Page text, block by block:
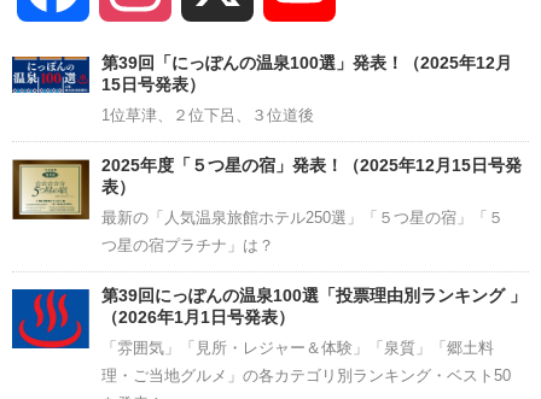
Channel
第39回「にっぽんの温泉100選」発表！（2025年12月
15日号発表）
1位草津、２位下呂、３位道後
2025年度「５つ星の宿」発表！（2025年12月15日号発
表）
最新の「人気温泉旅館ホテル250選」「５つ星の宿」「５
つ星の宿プラチナ」は？
第39回にっぽんの温泉100選「投票理由別ランキング 」
（2026年1月1日号発表）
「雰囲気」「見所・レジャー＆体験」「泉質」「郷土料
理・ご当地グルメ」の各カテゴリ別ランキング・ベスト50